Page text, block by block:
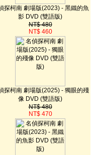
影 DVD (雙語版)
NT$ 480
NT$ 460
像 DVD (雙語版)
NT$ 480
NT$ 470